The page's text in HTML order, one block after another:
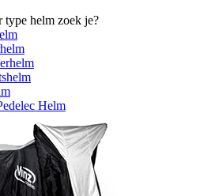
type helm zoek je?
Helm